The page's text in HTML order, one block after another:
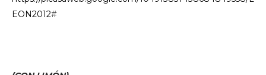
EON2012#